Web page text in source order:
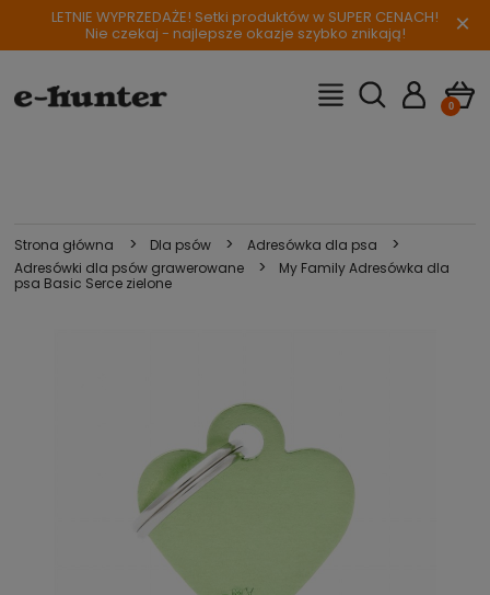
LETNIE WYPRZEDAŻE! Setki produktów w SUPER CENACH!
Nie czekaj - najlepsze okazje szybko znikają! ×
Strona główna > Dla psów > Adresówka dla psa >
Adresówki dla psów grawerowane >
My Family Adresówka dla
psa Basic Serce zielone